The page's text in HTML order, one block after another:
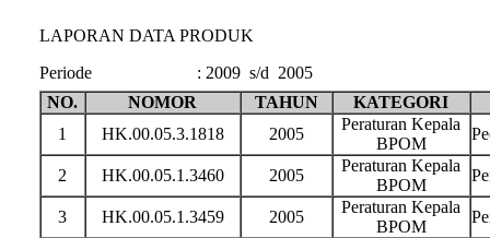
LAPORAN DATA PRODUK
Periode
: 2009 s/d 2005
NO.
NOMOR TAHUN
KATEGORI
1
HK.00.05.3.1818 2005
Peraturan Kepala
BPOM
2 HK.00.05.1.3460 2005
Peraturan Kepala
BPOM
3 HK.00.05.1.3459 2005
Peraturan Kepala
BPOM